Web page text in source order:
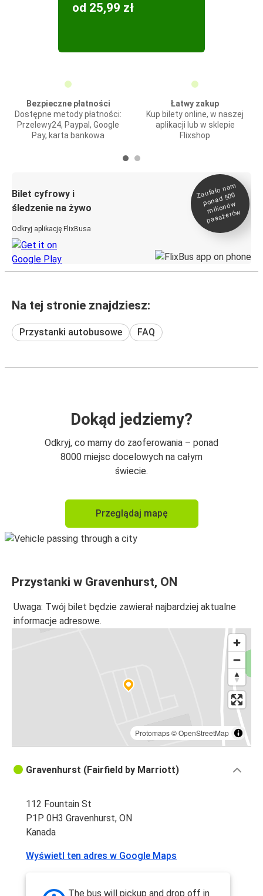
od 25,99 zł
Bezpieczne płatności
Dostępne metody płatności:
Przelewy24, Paypal, Google
Pay, karta bankowa
Łatwy zakup
Kup bilety online, w naszej
aplikacji lub w sklepie
Flixshop
Bilet cyfrowy i
śledzenie na żywo
Odkryj aplikację FlixBusa
Zaufało na
m
ponad 500
milionó
w
pasażeró
w
Na tej stronie znajdziesz:
Przystanki autobusowe FAQ
Dokąd jedziemy?
Odkryj, co mamy do zaoferowania – ponad
8000 miejsc docelowych na całym
świecie.
Przeglądaj mapę
Przystanki w Gravenhurst, ON
Uwaga: Twój bilet będzie zawierał najbardziej aktualne
informacje adresowe.
Protomaps©OpenStreetMap
Gravenhurst (Fairfield by Marriott)
112 Fountain St
P1P 0H3 Gravenhurst, ON
Kanada
Wyświetl ten adres w Google Maps
The bus will pickup and drop off in